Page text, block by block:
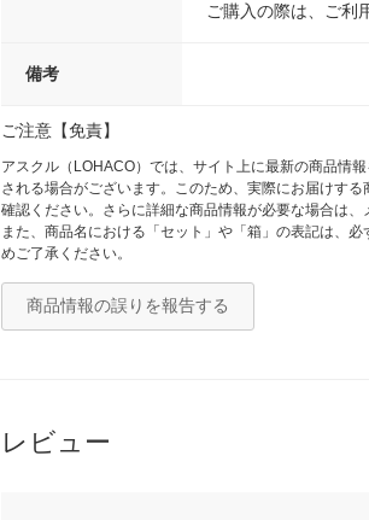
ご購入の際は、ご利
備考
ご注意【免責】
アスクル（LOHACO）では、サイト上に最新の商品情
される場合がございます。このため、実際にお届けす
確認ください。さらに詳細な商品情報が必要な場合は、
また、商品名における「セット」や「箱」の表記は、
めご了承ください。
商品情報の誤りを報告する
レビュー